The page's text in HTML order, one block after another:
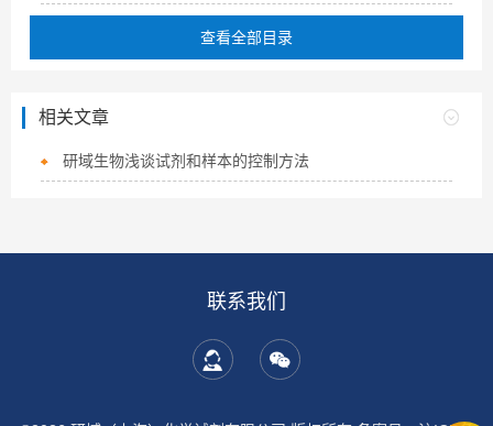
查看全部目录
相关文章
研域生物浅谈试剂和样本的控制方法
联系我们